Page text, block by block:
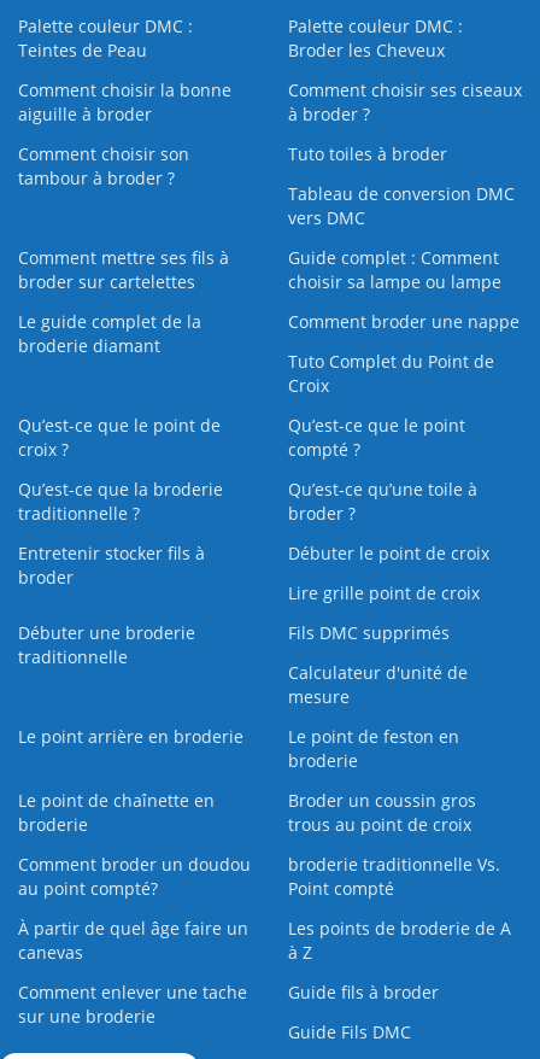
Palette couleur DMC :
Teintes de Peau
Palette couleur DMC :
Broder les Cheveux
Comment choisir la bonne
aiguille à broder
Comment choisir ses ciseaux
à broder ?
Comment choisir son
tambour à broder ?
Tuto toiles à broder
Tableau de conversion DMC
vers DMC
Comment mettre ses fils à
broder sur cartelettes
Guide complet : Comment
choisir sa lampe ou lampe
Le guide complet de la
broderie diamant
Comment broder une nappe
Tuto Complet du Point de
Croix
Qu’est-ce que le point de
croix ?
Qu’est-ce que le point
compté ?
Qu’est-ce que la broderie
traditionnelle ?
Qu’est‑ce qu’une toile à
broder ?
Entretenir stocker fils à
broder
Débuter le point de croix
Lire grille point de croix
Débuter une broderie
traditionnelle
Fils DMC supprimés
Calculateur d'unité de
mesure
Le point arrière en broderie
Le point de feston en
broderie
Le point de chaînette en
broderie
Broder un coussin gros
trous au point de croix
Comment broder un doudou
au point compté?
broderie traditionnelle Vs.
Point compté
À partir de quel âge faire un
canevas
Les points de broderie de A
à Z
Comment enlever une tache
sur une broderie
Guide fils à broder
Guide Fils DMC